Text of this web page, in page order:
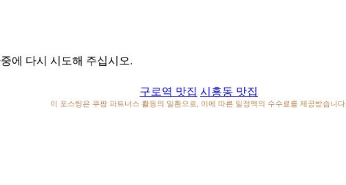
에 다시 시도해 주십시오.
구로역 맛집 시흥동 맛집
이 포스팅은 쿠팡 파트너스 활동의 일환으로, 이에 따른 일정액의 수수료를 제공받습니다.